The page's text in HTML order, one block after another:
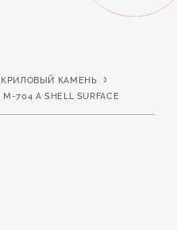
КАМЕНЬ
M-704 A SHELL SURFACE